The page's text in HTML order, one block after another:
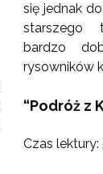
się jednak
starszego
bardzo
rysowników
“Podróż z
Czas lektury: